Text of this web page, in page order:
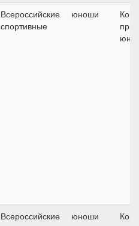
Всероссийские
спортивные
юноши
Всероссийские
юноши